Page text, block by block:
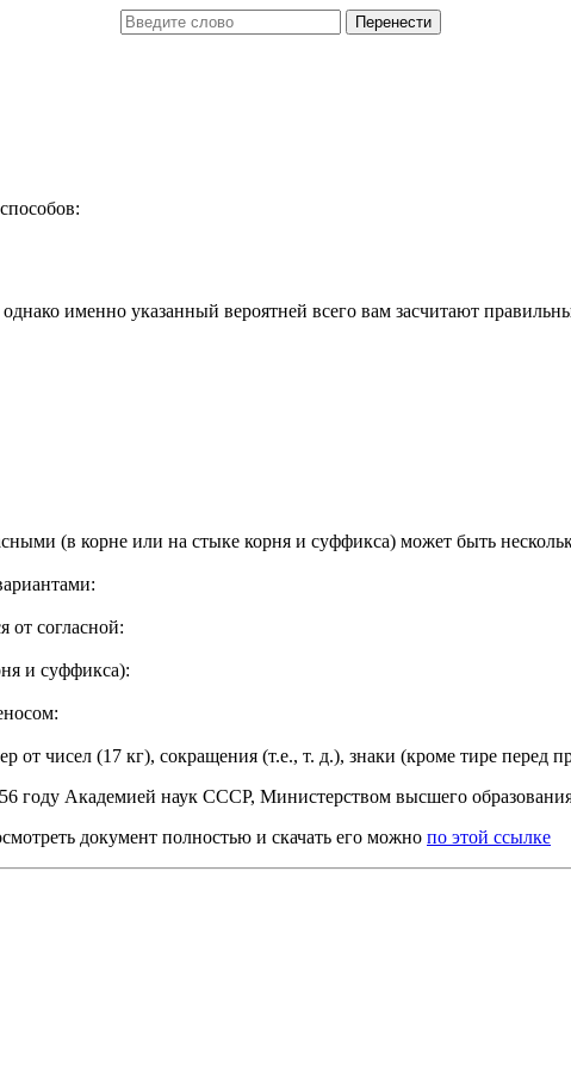
именно указанный вероятней всего вам засчитают
(в корне или на стыке корня и суффикса) может быть
от согласной:
и суффикса):
от чисел (17 кг), сокращения (т.е., т. д.), знаки (кроме тире перед
году Академией наук СССР, Министерством высшего
документ полностью и скачать его можно по этой ссылке